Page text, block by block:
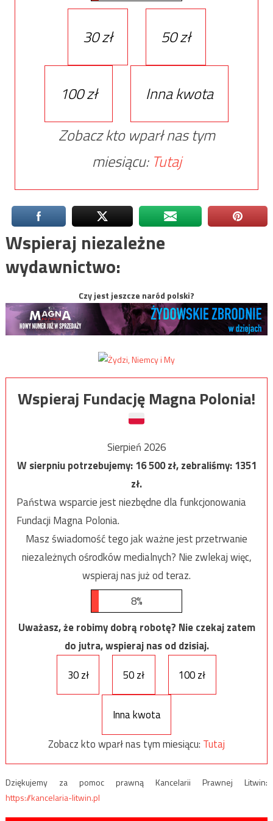
30 zł 50 zł
100 zł
Inna kwota
Zobacz kto wparł nas tym
miesiącu: Tutaj
Wspieraj niezależne
wydawnictwo:
Czy jest jeszcze naród polski?
Wspieraj Fundację Magna Polonia!
Sierpień 2026
W sierpniu potrzebujemy:16 500zł, zebraliśmy:1351
zł.
Państwa wsparcie jest niezbędne dla funkcjonowania
Fundacji Magna Polonia.
Masz świadomość tego jak ważne jest przetrwanie
niezależnych ośrodków medialnych? Nie zwlekaj więc,
wspieraj nas już od teraz.
8%
Uważasz, że robimy dobrą robotę? Nie czekaj zatem
do jutra, wspieraj nas od dzisiaj.
30 zł
50 zł 100 zł
Inna kwota
Zobacz kto wparł nas tym miesiącu: Tutaj
Dziękujemy za pomoc prawną Kancelarii Prawnej Litwin:
https://kancelaria-litwin.pl